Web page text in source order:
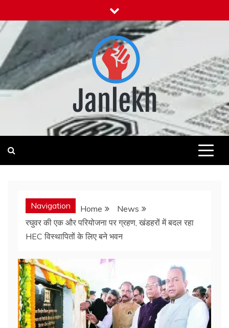
to
content
News for Public
Navigation Home
News
रघुवर की एक और परियोजना पर ग्रहण, खंडहरों में बदल रहा
HEC विस्थापितों के लिए बने भवन